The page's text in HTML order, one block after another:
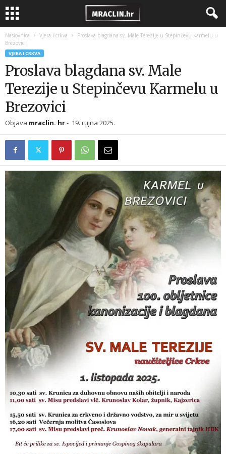
Naslovnica Vjera i crkva
Proslava blagdana sv. Male Terezije u Stepinčevu Karmelu u
Brezovici
VJERA I CRKVA
Proslava blagdana sv. Male
Terezije u Stepinčevu Karmelu u
Brezovici
Objava mraclin. hr- 19. rujna 2025.